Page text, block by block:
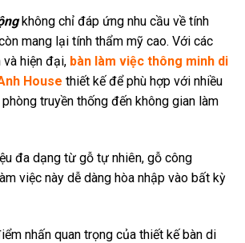
không chỉ đáp ứng nhu cầu về tính
mang lại tính thẩm mỹ cao. Với các
hiện đại, bàn làm việc thông minh di
House thiết kế để phù hợp với nhiều
truyền thống đến không gian làm
đa dạng từ gỗ tự nhiên, gỗ công
việc này dễ dàng hòa nhập vào bất kỳ
nhấn quan trọng của thiết kế bàn di